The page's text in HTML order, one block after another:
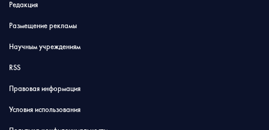
Редакция
Размещение рекламы
Научным учреждениям
RSS
Правовая информация
Условия использования